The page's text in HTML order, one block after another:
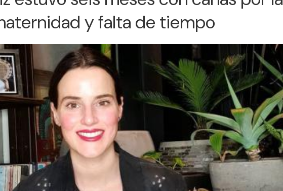
y falta de tiempo